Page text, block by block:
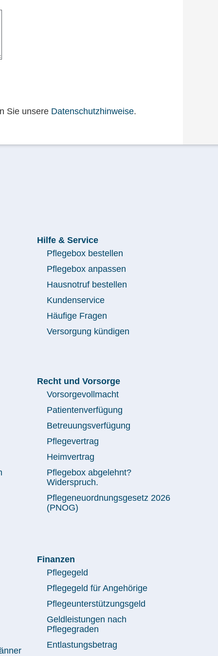
Sie unsere Datenschutzhinweise.
Hilfe & Service
Pflegebox bestellen
Pflegebox anpassen
Hausnotruf bestellen
Kundenservice
Häufige Fragen
Versorgung kündigen
Recht und Vorsorge
Vorsorgevollmacht
Patientenverfügung
Betreuungsverfügung
Pflegevertrag
Heimvertrag
Pflegebox abgelehnt?
Widerspruch.
Pflegeneuordnungsgesetz 2026
(PNOG)
Finanzen
Pflegegeld
Pflegegeld für Angehörige
Pflegeunterstützungsgeld
Geldleistungen nach
Pflegegraden
Entlastungsbetrag